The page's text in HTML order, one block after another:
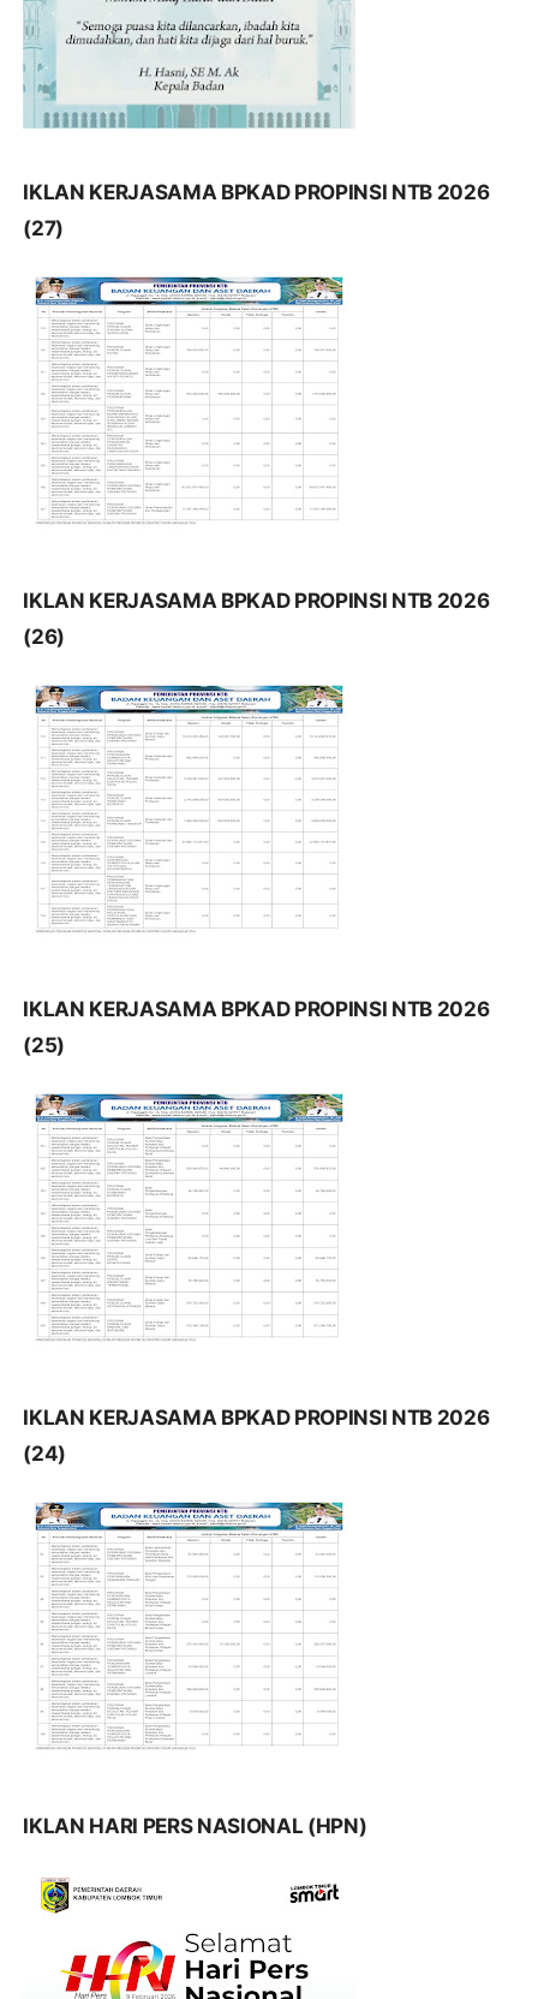
IKLAN KERJASAMA BPKAD PROPINSI NTB 2026
(27)
IKLAN KERJASAMA BPKAD PROPINSI NTB 2026
(26)
IKLAN KERJASAMA BPKAD PROPINSI NTB 2026
(25)
IKLAN KERJASAMA BPKAD PROPINSI NTB 2026
(24)
IKLAN HARI PERS NASIONAL (HPN)